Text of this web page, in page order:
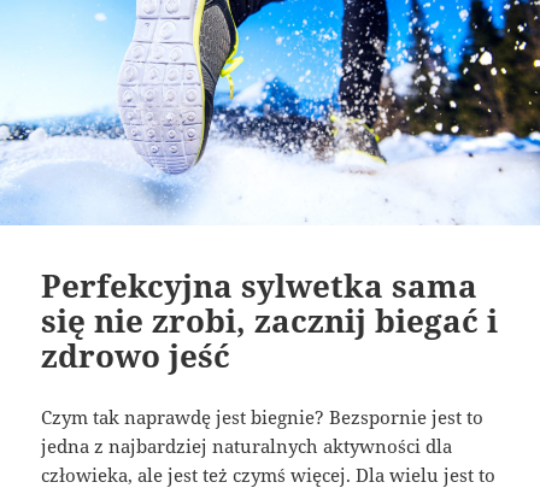
Perfekcyjna sylwetka sama
się nie zrobi, zacznij biegać i
zdrowo jeść
Czym tak naprawdę jest biegnie? Bezspornie jest to
jedna z najbardziej naturalnych aktywności dla
człowieka, ale jest też czymś więcej. Dla wielu jest to